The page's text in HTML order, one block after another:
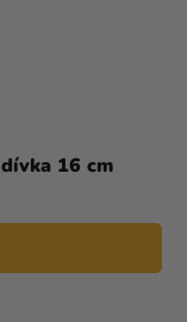
16 cm